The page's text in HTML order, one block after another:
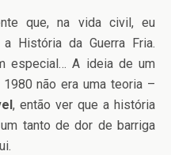
que, na vida civil, eu
História da Guerra Fria.
especial… A ideia de um
não era uma teoria –
, então ver que a história
tanto de dor de barriga